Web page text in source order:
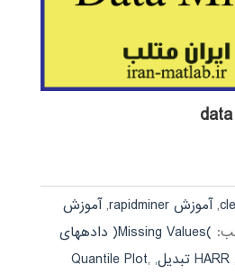
,آموزش rapidminer ,آموزش
)Missing Values( دادههای
HARR تبدیل ,
Quantile Plot,